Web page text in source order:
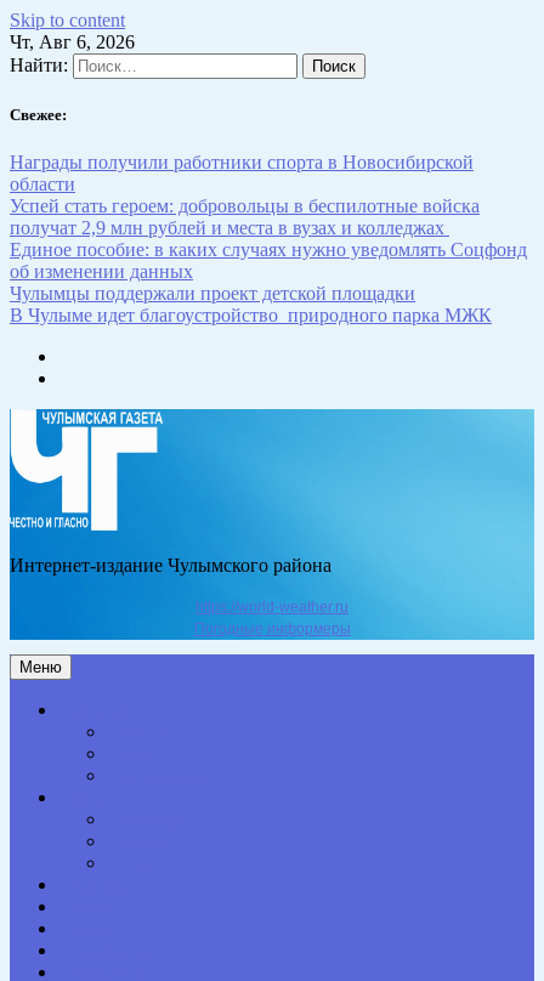
Skip to content
Чт, Авг 6, 2026
Найти:
Свежее:
Награды получили работники спорта в Новосибирской
области
Успей стать героем: добровольцы в беспилотные войска
получат 2,9 млн рублей и места в вузах и колледжах
Единое пособие: в каких случаях нужно уведомлять Соцфонд
об изменении данных
Чулымцы поддержали проект детской площадки
В Чулыме идет благоустройство природного парка МЖК
Интернет-издание Чулымского района
https://world-weather.ru
Погодные информеры
Меню